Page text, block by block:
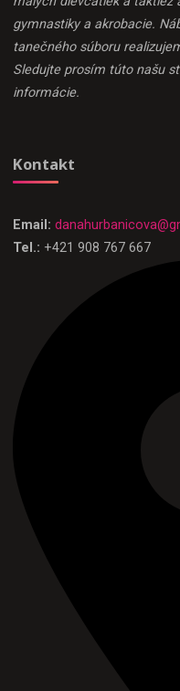
gymnastiky a akrobacie.
tanečného súboru
Sledujte prosím túto našu
informácie.
Kontakt
Email:
Tel.: +421 908 767 667